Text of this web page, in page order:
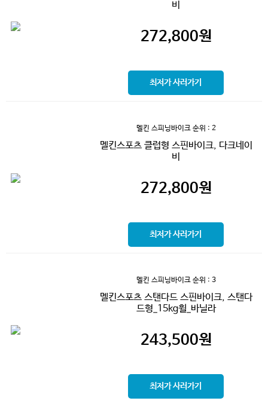
비
272,800원
최저가 사러가기
멜킨 스피닝바이크순위 : 2
멜킨스포츠 클럽형 스핀바이크, 다크네이
비
272,800원
최저가 사러가기
멜킨 스피닝바이크순위 : 3
멜킨스포츠 스탠다드 스핀바이크, 스탠다
드형_15kg휠_바닐라
243,500원
최저가 사러가기